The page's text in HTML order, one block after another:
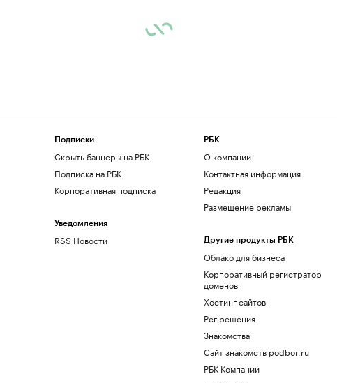
Подписки
Скрыть баннеры на РБК
Подписка на РБК
Корпоративная подписка
Уведомления
RSS Новости
РБК
О компании
Контактная информация
Редакция
Размещение рекламы
Другие продукты РБК
Облако для бизнеса
Корпоративный регистратор
доменов
Хостинг сайтов
Рег.решения
Знакомства
Сайт знакомств podbor.ru
РБК Компании